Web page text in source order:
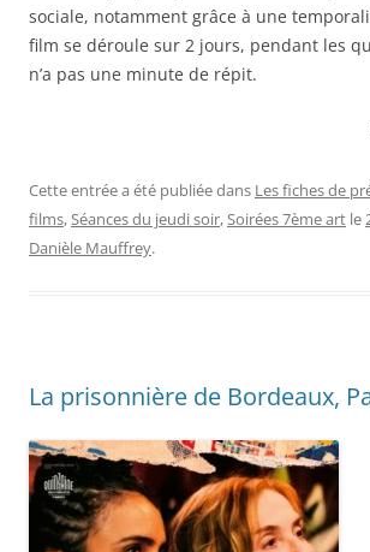
sociale, notamment grâce à une
film se déroule sur 2 jours, pendant les
n’a pas une minute de répit.
Cette entrée a été publiée dans Les fiches de
films,Séances du jeudi soir,Soirées 7ème art le
Danièle Mauffrey.
La prisonnière de Bordeaux,